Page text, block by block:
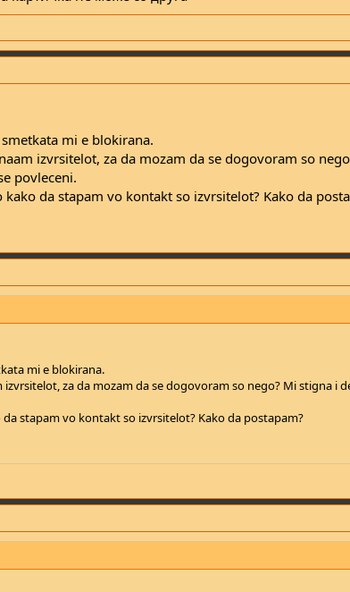
mi e blokirana.
izvrsitelot, za da mozam da se dogovoram so
povleceni.
da stapam vo kontakt so izvrsitelot? Kako da
mi e blokirana.
za da mozam da se dogovoram so nego? Mi stigna i
stapam vo kontakt so izvrsitelot? Kako da postapam?